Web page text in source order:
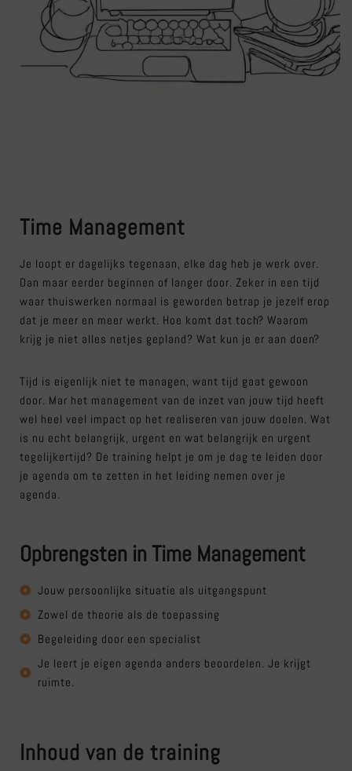
Time Management
Je loopt er dagelijks tegenaan, elke dag heb je werk over.
Dan maar eerder beginnen of langer door. Zeker in een tijd
waar thuiswerken normaal is geworden betrap je jezelf erop
dat je meer en meer werkt. Hoe komt dat toch? Waarom
krijg je niet alles netjes gepland? Wat kun je er aan doen?
Tijd is eigenlijk niet te managen, want tijd gaat gewoon
door. Mar het management van de inzet van jouw tijd heeft
wel heel veel impact op het realiseren van jouw doelen. Wat
is nu echt belangrijk, urgent en wat belangrijk en urgent
tegelijkertijd? De training helpt je om je dag te leiden door
je agenda om te zetten in het leiding nemen over je
agenda.
Opbrengsten in Time Management
Jouw persoonlijke situatie als uitgangspunt
Zowel de theorie als de toepassing
Begeleiding door een specialist
Je leert je eigen agenda anders beoordelen. Je krijgt
ruimte.
Inhoud van de training